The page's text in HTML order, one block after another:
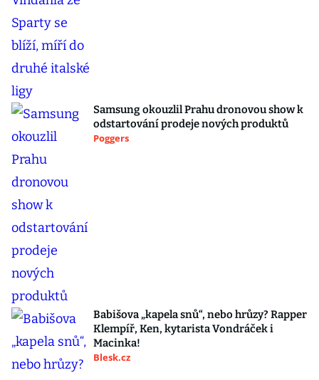
Samsung okouzlil Prahu dronovou show k
odstartování prodeje nových produktů
Poggers
Babišova „kapela snů“, nebo hrůzy? Rapper
Klempíř, Ken, kytarista Vondráček i
Macinka!
Blesk.cz